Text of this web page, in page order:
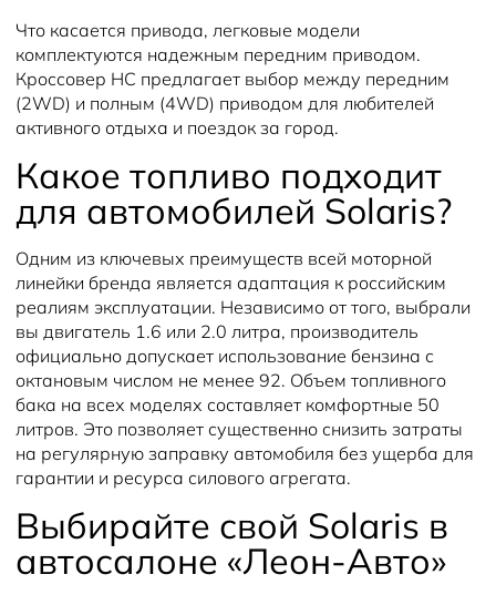
Что касается привода, легковые модели
комплектуются надежным передним приводом.
Кроссовер HC предлагает выбор между передним
(2WD) и полным (4WD) приводом для любителей
активного отдыха и поездок за город.
Какое топливо подходит
для автомобилей Solaris?
Одним из ключевых преимуществ всей моторной
линейки бренда является адаптация к российским
реалиям эксплуатации. Независимо от того, выбрали
вы двигатель 1.6 или 2.0 литра, производитель
официально допускает использование бензина с
октановым числом не менее 92. Объем топливного
бака на всех моделях составляет комфортные 50
литров. Это позволяет существенно снизить затраты
на регулярную заправку автомобиля без ущерба для
гарантии и ресурса силового агрегата.
Выбирайте свой Solaris в
автосалоне «Леон-Авто»